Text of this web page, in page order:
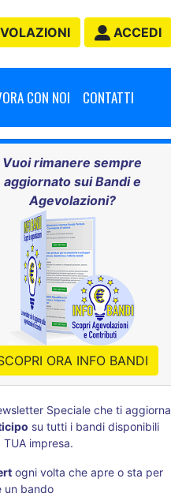
ACCEDI
CON NOI CONTATTI
Vuoi rimanere sempre
aggiornato sui Bandi e
Agevolazioni?
ORA INFO BANDI
Speciale che ti aggiorna
su tutti i bandi disponibili
TUA impresa.
ogni volta che apre o sta per
un bando